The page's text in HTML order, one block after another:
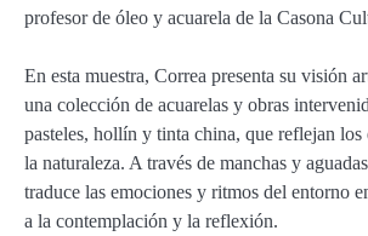
profesor de óleo y acuarela de la Casona
En esta muestra, Correa presenta su visión
una colección de acuarelas y obras
pasteles, hollín y tinta china, que reflejan los
la naturaleza. A través de manchas y
traduce las emociones y ritmos del entorno
a la contemplación y la reflexión.